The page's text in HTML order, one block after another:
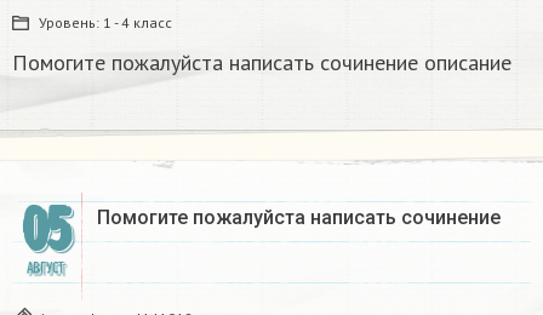
Уровень: 1 - 4 класс
Помогите пожалуйста написать сочинение описание
05
АВГУСТ
Помогите пожалуйста написать сочинение